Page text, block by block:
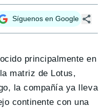
Síguenos en Google
principalmente en
matriz de Lotus,
la compañía ya lleva
continente con una